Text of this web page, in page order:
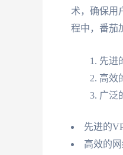
术，确保用
程中，番茄
先进
高效
广泛
先进的
高效的